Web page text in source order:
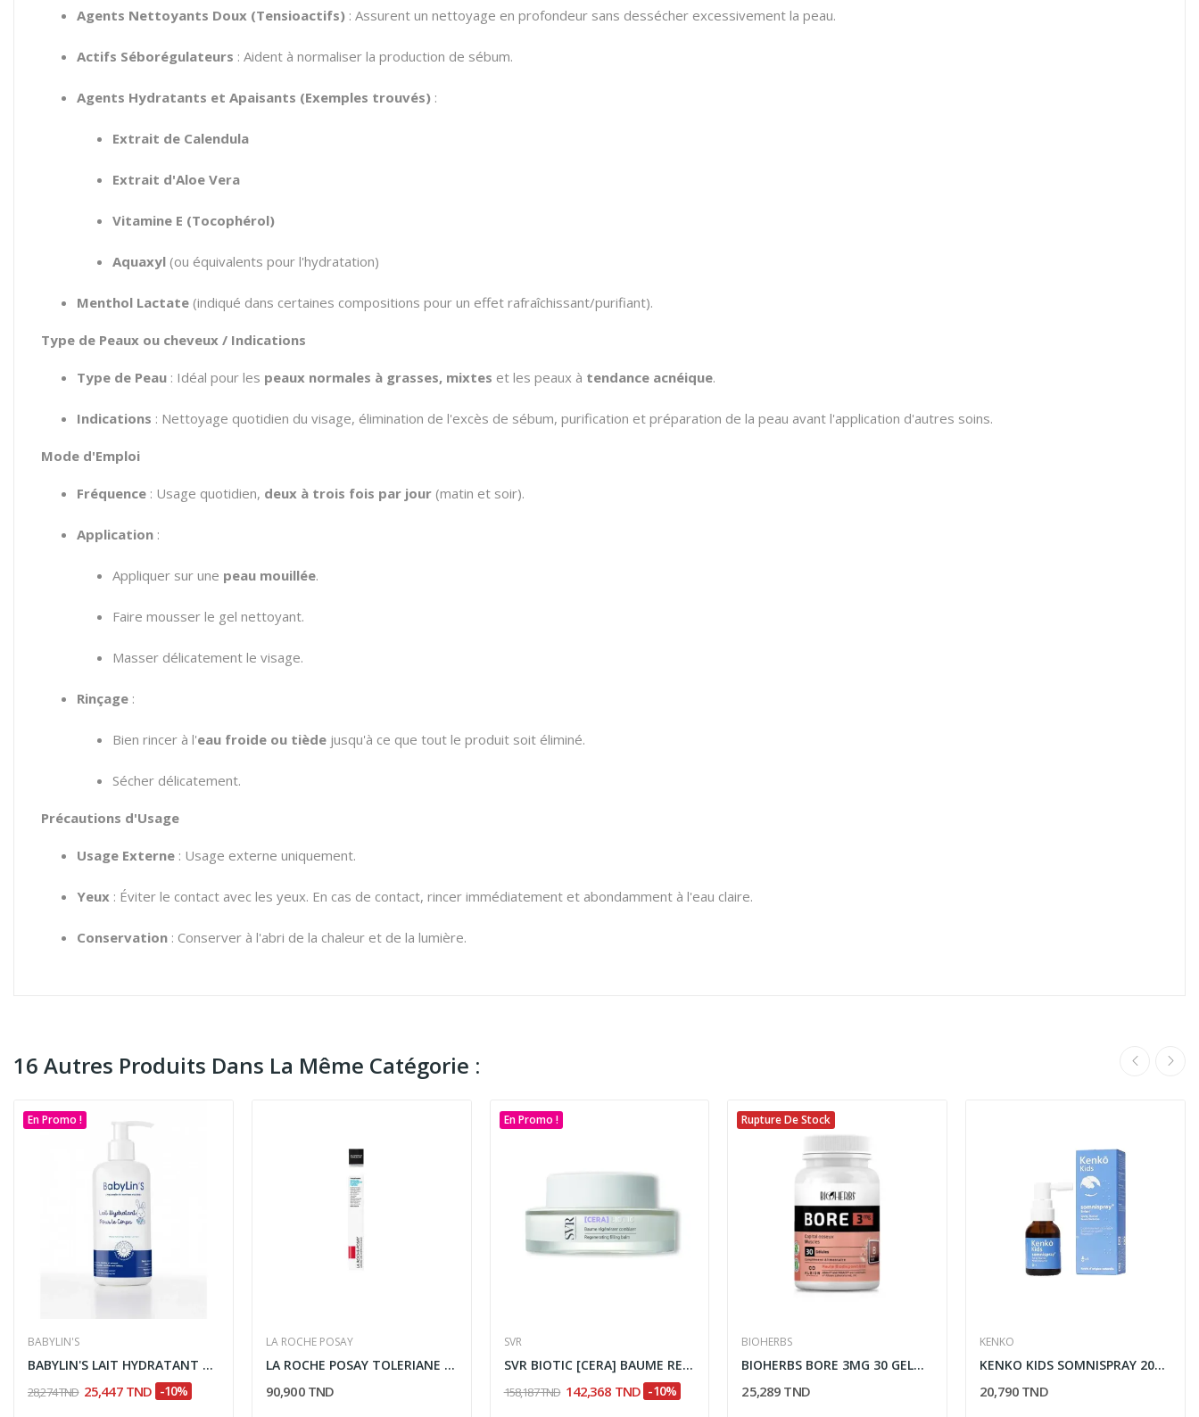
Agents Nettoyants Doux (Tensioactifs) : Assurent un nettoyage en profondeur sans dessécher excessivement la peau.
Actifs Séborégulateurs : Aident à normaliser la production de sébum.
Agents Hydratants et Apaisants (Exemples trouvés) :
Extrait de Calendula
Extrait d'Aloe Vera
Vitamine E (Tocophérol)
Aquaxyl (ou équivalents pour l'hydratation)
Menthol Lactate (indiqué dans certaines compositions pour un effet rafraîchissant/purifiant).
Type de Peaux ou cheveux / Indications
Type de Peau : Idéal pour les peaux normales à grasses, mixtes et les peaux à tendance acnéique.
Indications : Nettoyage quotidien du visage, élimination de l'excès de sébum, purification et préparation de la peau avant l'application d'autres soins.
Mode d'Emploi
Fréquence : Usage quotidien, deux à trois fois par jour (matin et soir).
Application :
Appliquer sur une peau mouillée.
Faire mousser le gel nettoyant.
Masser délicatement le visage.
Rinçage :
Bien rincer à l'eau froide ou tiède jusqu'à ce que tout le produit soit éliminé.
Sécher délicatement.
Précautions d'Usage
Usage Externe : Usage externe uniquement.
Yeux : Éviter le contact avec les yeux. En cas de contact, rincer immédiatement et abondamment à l'eau claire.
Conservation : Conserver à l'abri de la chaleur et de la lumière.
16 Autres Produits Dans La Même Catégorie :
En Promo !
BABYLIN'S
BABYLIN'S LAIT HYDRATANT CORPS 250ML
28,274 TND 25,447 TND -10%
LA ROCHE POSAY
LA ROCHE POSAY TOLERIANE MASCARA WATERPROOF 7.2ML
90,900 TND
En Promo !
SVR
SVR BIOTIC [CERA] BAUME REGENERANT COMBLANT 50ML
158,187 TND 142,368 TND -10%
Rupture De Stock
BIOHERBS
BIOHERBS BORE 3MG 30 GELULES
25,289 TND
KENKO
KENKO KIDS SOMNISPRAY 20ML
20,790 TND